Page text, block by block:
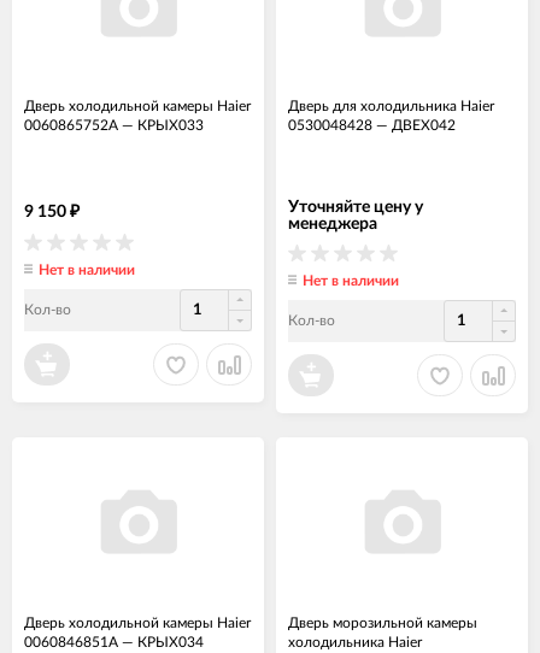
Дверь холодильной камеры Haier
0060865752A — КРЫХ033
9 150 ₽
Нет в наличии
Кол-во
Дверь для холодильника Haier
0530048428 — ДВЕХ042
Уточняйте цену у
менеджера
Нет в наличии
Кол-во
Дверь холодильной камеры Haier
0060846851A — КРЫХ034
Дверь морозильной камеры
холодильника Haier